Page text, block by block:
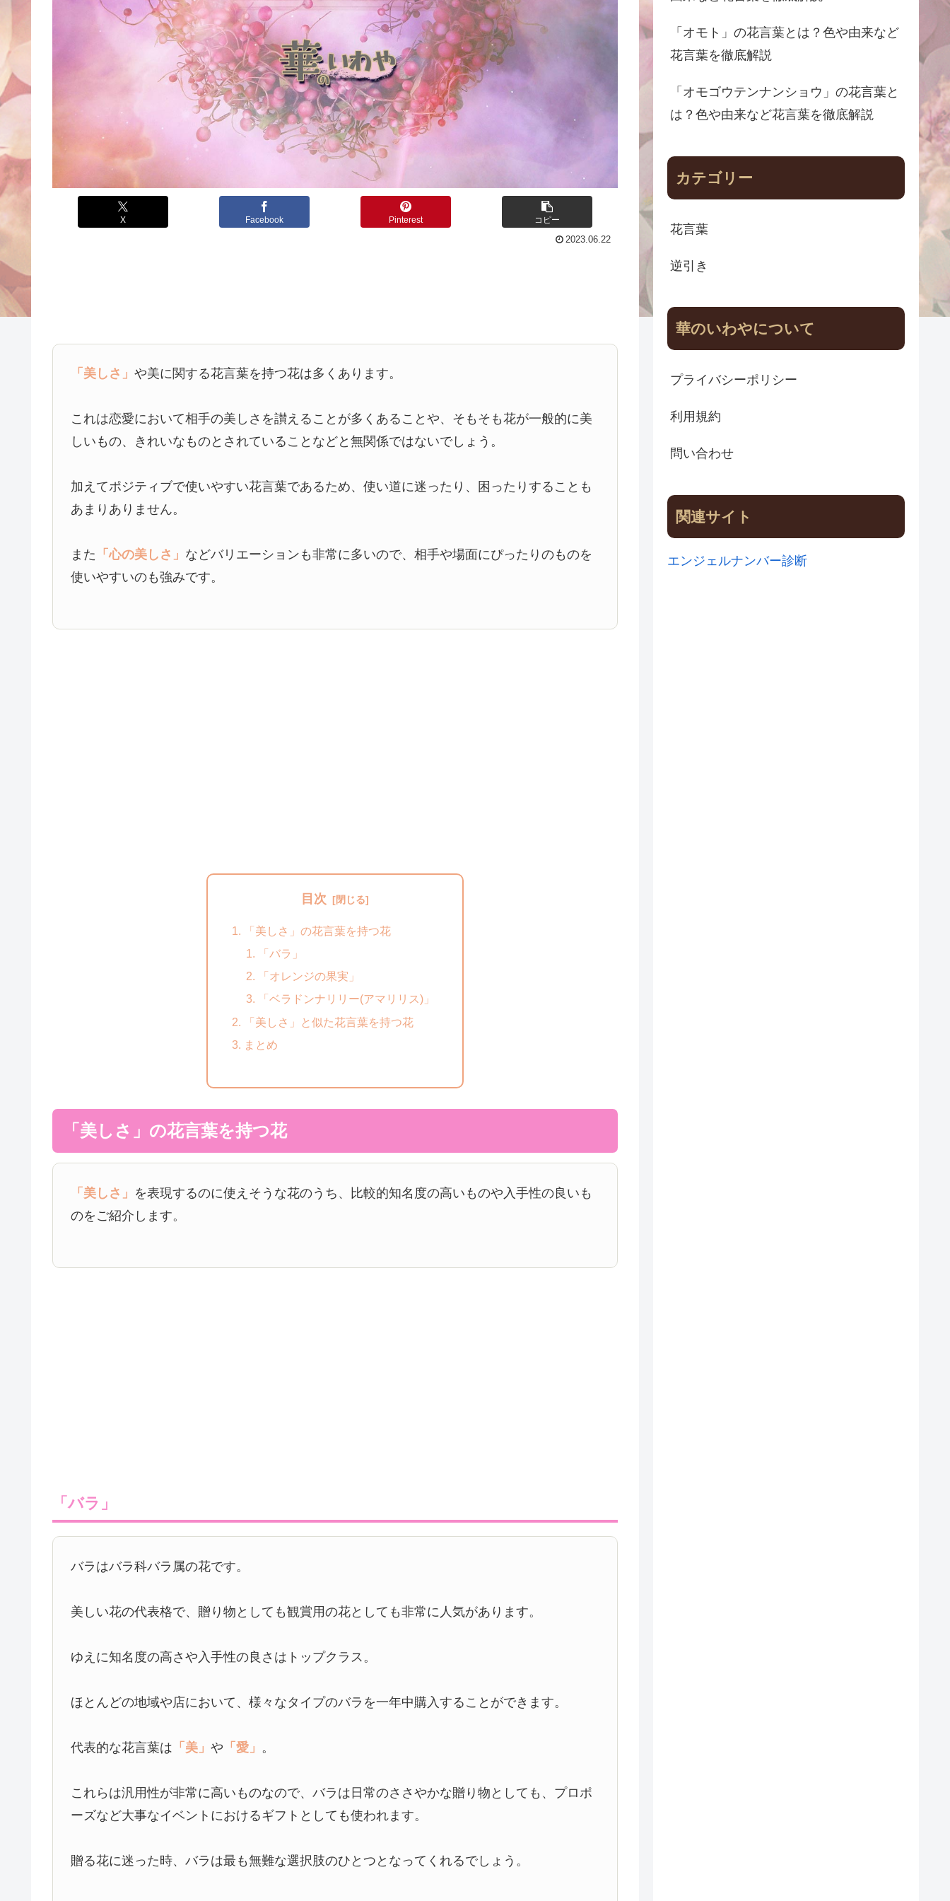
X Facebook Pinterest コピー
2023.06.22
「美しさ」や美に関する花言葉を持つ花は多くあります。
これは恋愛において相手の美しさを讃えることが多くあることや、そもそも花が一般的に美
しいもの、きれいなものとされていることなどと無関係ではないでしょう。
加えてポジティブで使いやすい花言葉であるため、使い道に迷ったり、困ったりすることも
あまりありません。
また 「心の美しさ」 などバリエーションも非常に多いので、相手や場面にぴったりのものを
使いやすいのも強みです。
目次
「美しさ」の花言葉を持つ花
「バラ」
「オレンジの果実」
「ベラドンナリリー(アマリリス)」
「美しさ」と似た花言葉を持つ花
まとめ
「美しさ」の花言葉を持つ花
「美しさ」 を表現するのに使えそうな花のうち、比較的知名度の高いものや入手性の良いも
のをご紹介します。
「バラ」
バラはバラ科バラ属の花です。
美しい花の代表格で、贈り物としても観賞用の花としても非常に人気があります。
ゆえに知名度の高さや入手性の良さはトップクラス。
ほとんどの地域や店において、様々なタイプのバラを一年中購入することができます。
代表的な花言葉は 「美」や 「愛」 。
これらは汎用性が非常に高いものなので、バラは日常のささやかな贈り物としても、プロポ
ーズなど大事なイベントにおけるギフトとしても使われます。
贈る花に迷った時、バラは最も無難な選択肢のひとつとなってくれるでしょう。
「オモト」の花言葉とは？色や由来など
花言葉を徹底解説
「オモゴウテンナンショウ」の花言葉と
は？色や由来など花言葉を徹底解説
カテゴリー
花言葉
逆引き
華のいわやについて
プライバシーポリシー
利用規約
問い合わせ
関連サイト
エンジェルナンバー診断